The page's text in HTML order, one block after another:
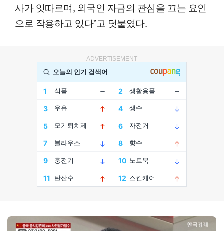
사가 잇따르며, 외국인 자금의 관심을 끄는 요인
으로 작용하고 있다”고 덧붙였다.
ADVERTISEMENT